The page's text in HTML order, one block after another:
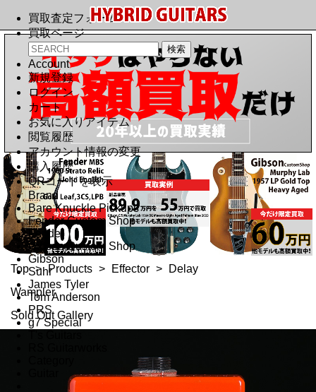
買取査定フォーム
買取ページ
Account
新規登録
ログイン
カート
お気に入りアイテム
閲覧履歴
アカウント情報の変更
購入履歴
QRコードを表示
Brand
Bare Knuckle Pickups
Fender Custom Shop
Fender
Gibson Custom Shop
Gibson
Suhr
James Tyler
Tom Anderson
PRS
g7 Special
Top > Products > Effector >
Delay
Wampler
Sold Out Gallery